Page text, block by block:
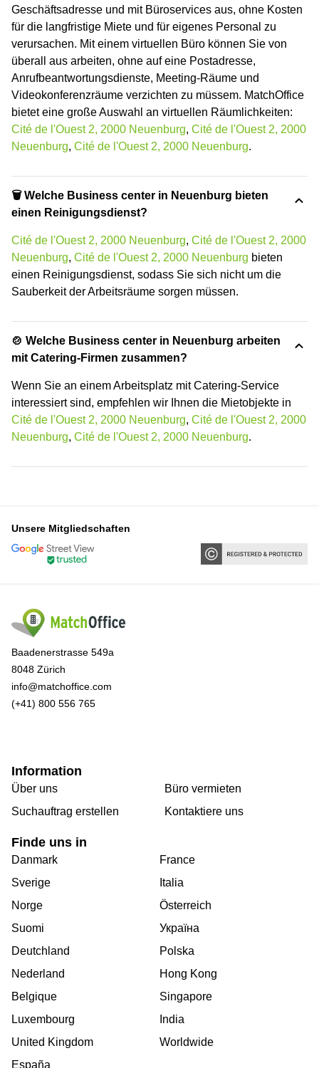
Geschäftsadresse und mit Büroservices aus, ohne Kosten
für die langfristige Miete und für eigenes Personal zu
verursachen. Mit einem virtuellen Büro können Sie von
überall aus arbeiten, ohne auf eine Postadresse,
Anrufbeantwortungsdienste, Meeting-Räume und
Videokonferenzräume verzichten zu müssem. MatchOffice
bietet eine große Auswahl an virtuellen Räumlichkeiten:
Cité de l'Ouest 2, 2000 Neuenburg, Cité de l'Ouest 2, 2000
Neuenburg, Cité de l'Ouest 2, 2000 Neuenburg.
🗑 Welche Business center in Neuenburg bieten
einen Reinigungsdienst?
Cité de l'Ouest 2, 2000 Neuenburg, Cité de l'Ouest 2, 2000
Neuenburg, Cité de l'Ouest 2, 2000 Neuenburg bieten
einen Reinigungsdienst, sodass Sie sich nicht um die
Sauberkeit der Arbeitsräume sorgen müssen.
🍲 Welche Business center in Neuenburg arbeiten
mit Catering-Firmen zusammen?
Wenn Sie an einem Arbeitsplatz mit Catering-Service
interessiert sind, empfehlen wir Ihnen die Mietobjekte in
Cité de l'Ouest 2, 2000 Neuenburg, Cité de l'Ouest 2, 2000
Neuenburg, Cité de l'Ouest 2, 2000 Neuenburg.
Unsere Mitgliedschaften
Baadenerstrasse 549a
8048 Zürich
info@matchoffice.com
(+41) 800 556 765
Information
Über uns
Suchauftrag erstellen
Büro vermieten
Kontaktiere uns
Finde uns in
Danmark
Sverige
Norge
Suomi
Deutchland
Nederland
Belgique
Luxembourg
United Kingdom
España
France
Italia
Österreich
Україна
Polska
Hong Kong
Singapore
India
Worldwide